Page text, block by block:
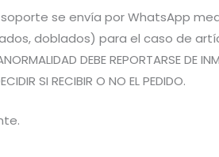
soporte se envía por WhatsApp
doblados) para el caso de
DEBE REPORTARSE DE
SI RECIBIR O NO EL PEDIDO.